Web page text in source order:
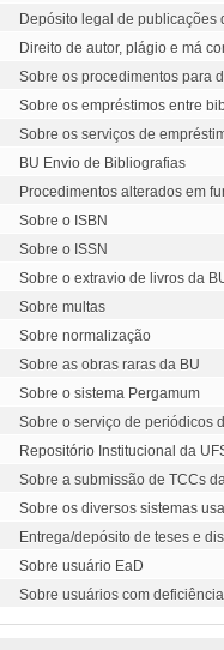
Depósito legal de publicações
Direito de autor, plágio e má
Sobre os procedimentos para
Sobre os empréstimos entre
Sobre os serviços de
BU Envio de Bibliografias
Procedimentos alterados em
Sobre o ISBN
Sobre o ISSN
Sobre o extravio de livros da
Sobre multas
Sobre normalização
Sobre as obras raras da BU
Sobre o sistema Pergamum
Sobre o serviço de periódicos
Repositório Institucional da
Sobre a submissão de TCCs
Sobre os diversos sistemas
Entrega/depósito de teses e
Sobre usuário EaD
Sobre usuários com deficiência